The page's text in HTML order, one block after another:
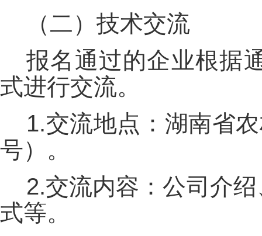
（二）技术交流
报名通过的企业根据
式进行交流。
1.交流地点：湖南省
号）。
2.交流内容：公司介
式等。